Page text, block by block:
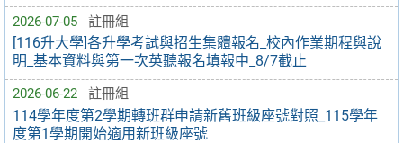
2026-07-05 註冊組
[116升大學]各升學考試與招生集體報名_校內作業期程與說
明_基本資料與第一次英聽報名填報中_8/7截止
2026-06-22 註冊組
114學年度第2學期轉班群申請新舊班級座號對照_115學年
度第1學期開始適用新班級座號